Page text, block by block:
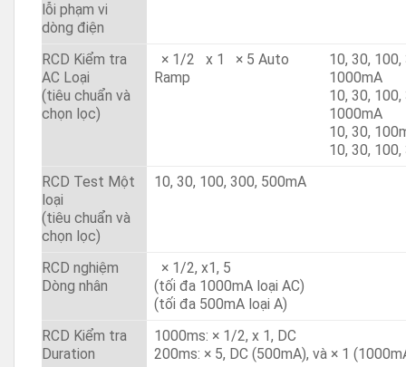
lỗi phạm vi
dòng điện
RCD Kiểm tra
AC Loại
(tiêu chuẩn và
chọn lọc)
× 1/2 x 1
× 5 Auto
Ramp
10, 30,
1000mA
10, 30,
1000mA
10, 30,
10, 30,
RCD Test Một
loại
(tiêu chuẩn và
chọn lọc)
10, 30, 100, 300, 500mA
RCD nghiệm
Dòng nhân
× 1/2, x1, 5
(tối đa 1000mA loại AC)
(tối đa 500mA loại A)
RCD Kiểm tra
Duration
1000ms: × 1/2, x 1, DC
200ms: × 5, DC (500mA), và × 1